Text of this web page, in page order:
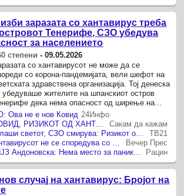
заразата со хантавирус треба
Тенерифе, СЗО убедува
за населението
степени -09.05.2026
со хантавирусот не може да се
со корона-пандемијата, вели шефот на
здравствена организација. Тој денеска
убедуваше жителите на шпанскиот остров
дека нема опасност од ширење на
и покрај тоа што бродот на ...
Ова не е нов Ковид 24Инфо
Сакам да кажам
ТВ21
Вечер Прес
Рацин
случај на хантавирус: Бројот на